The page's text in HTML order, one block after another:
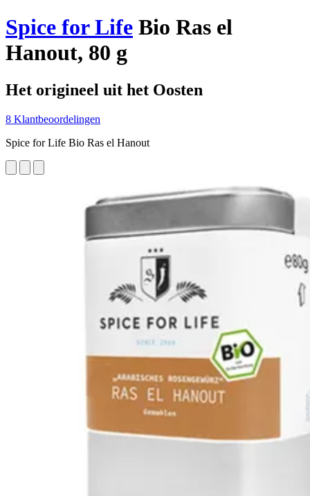
Spice for Life Bio Ras el
Hanout, 80 g
Het origineel uit het Oosten
8 Klantbeoordelingen
Spice for Life Bio Ras el Hanout